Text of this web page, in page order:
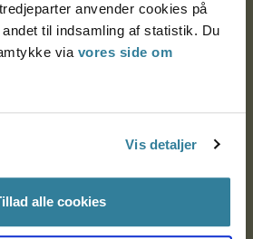
anvender cookies på
til indsamling af statistik. Du
via vores side om
Vis detaljer
alle cookies
21